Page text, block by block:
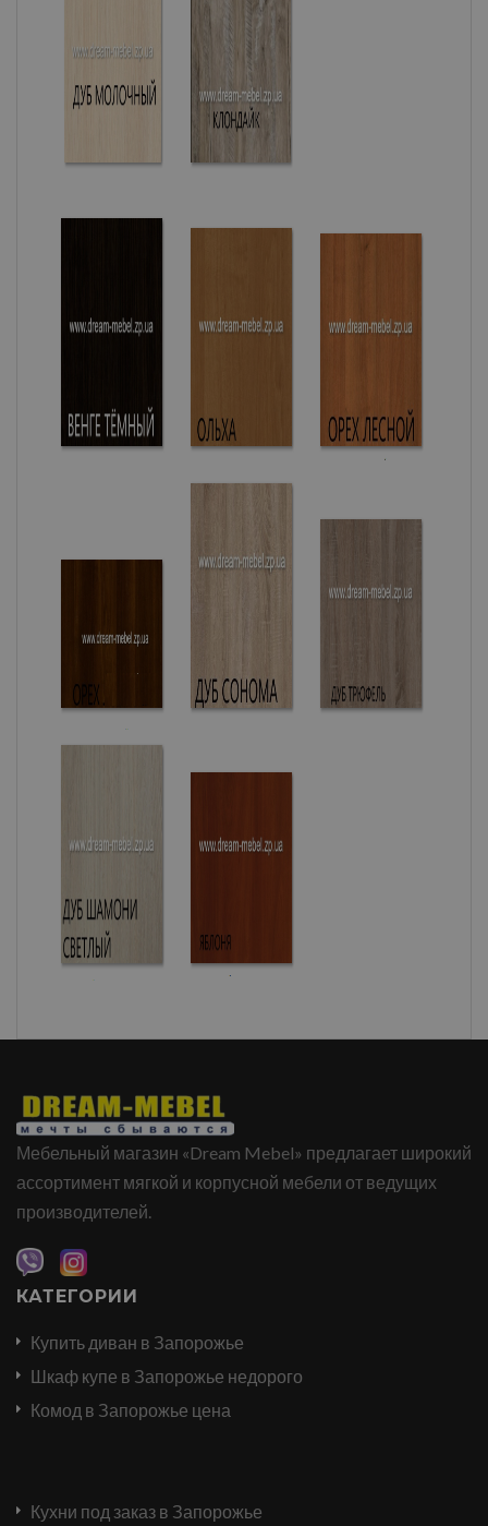
Мебельный магазин «Dream Mebel» предлагает широкий
ассортимент мягкой и корпусной мебели от ведущих
производителей.
КАТЕГОРИИ
Купить диван в Запорожье
Шкаф купе в Запорожье недорого
Комод в Запорожье цена
Кухни под заказ в Запорожье